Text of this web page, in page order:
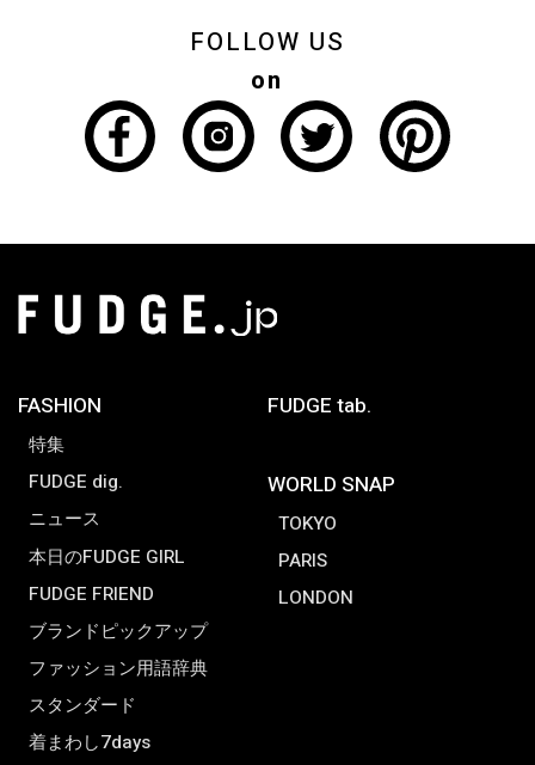
FOLLOW US
on
FASHION
特集
FUDGE dig.
ニュース
本日のFUDGE GIRL
FUDGE FRIEND
ブランドピックアップ
ファッション用語辞典
スタンダード
着まわし7days
FUDGE tab.
WORLD SNAP
TOKYO
PARIS
LONDON